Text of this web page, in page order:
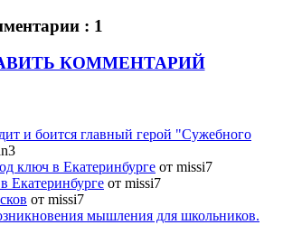
: 1
КОММЕНТАРИЙ
и боится главный герой "Сужебного
ключ в Екатеринбурге от missi7
Екатеринбурге от missi7
от missi7
мышления для школьников.